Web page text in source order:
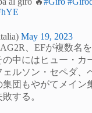
May 19, 2023
、EFが複数名
中にはヒュー・カ
ルソン・セペダ、
団もやがてメイン
する。